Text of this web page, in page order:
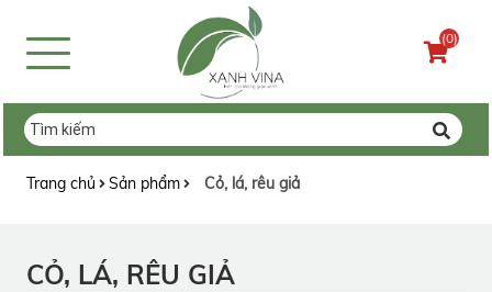
(0)
Trang chủ Sản phẩm Cỏ, lá, rêu giả
CỎ, LÁ, RÊU GIẢ